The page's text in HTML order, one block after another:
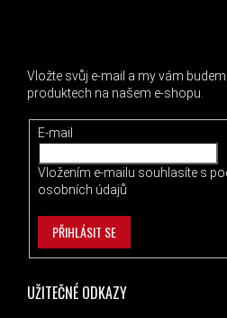
UŽITEČNÉ ODKAZY
Vložte svůj e-mail a my vám
produktech na našem e-shopu.
E-mail
Vložením e-mailu souhlasíte s
osobních údajů
PŘIHLÁSIT SE